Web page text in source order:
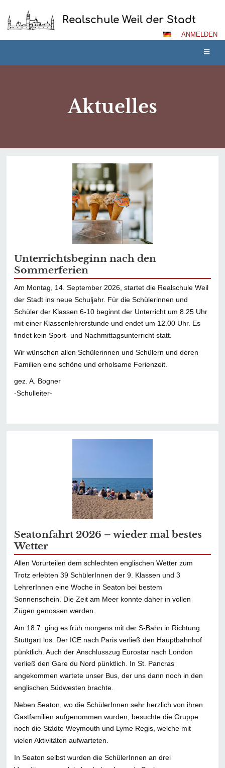
Realschule Weil der Stadt
ANMELDEN
Aktuelles
Unterrichtsbeginn nach den
Sommerferien
Am Montag, 14. September 2026, startet die Realschule Weil
der Stadt ins neue Schuljahr. Für die Schülerinnen und
Schüler der Klassen 6-10 beginnt der Unterricht um 8.25 Uhr
mit einer Klassenlehrerstunde und endet um 12.00 Uhr. Es
findet kein Sport- und Nachmittagsunterricht statt.
Wir wünschen allen Schülerinnen und Schülern und deren
Familien eine schöne und erholsame Ferienzeit.
gez. A. Bogner
-Schulleiter-
Seatonfahrt 2026 – wieder mal bestes
Wetter
Allen Vorurteilen dem schlechten englischen Wetter zum
Trotz erlebten 39 SchülerInnen der 9. Klassen und 3
LehrerInnen eine Woche in Seaton bei bestem
Sonnenschein. Die Zeit am Meer konnte daher in vollen
Zügen genossen werden.
Am 18.7. ging es früh morgens mit der S-Bahn in Richtung
Stuttgart los. Der ICE nach Paris verließ den Hauptbahnhof
pünktlich. Auch der Anschlusszug Eurostar nach London
verließ den Gare du Nord pünktlich. In St. Pancras
angekommen wartete unser Bus, der uns dann noch in den
englischen Südwesten brachte.
Neben Seaton, wo die SchülerInnen sehr herzlich von ihren
Gastfamilien aufgenommen wurden, besuchte die Gruppe
noch die Städte Weymouth und Lyme Regis, welche mit
vielen Aktivitäten aufwarteten.
In Seaton selbst wurden die SchülerInnen an drei